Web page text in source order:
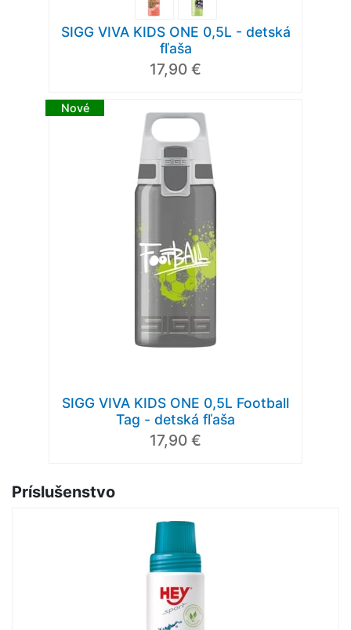
SIGG VIVA KIDS ONE 0,5L - detská
fľaša
17,90 €
Nové
SIGG VIVA KIDS ONE 0,5L Football
Tag - detská fľaša
17,90 €
Príslušenstvo